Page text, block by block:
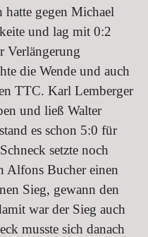
gegen Michael
und lag mit 0:2
Verlängerung
die Wende und auch
TTC. Karl Lemberger
und ließ Walter
es schon 5:0 für
setzte noch
Alfons Bucher einen
Sieg, gewann den
war der Sieg auch
musste sich danach